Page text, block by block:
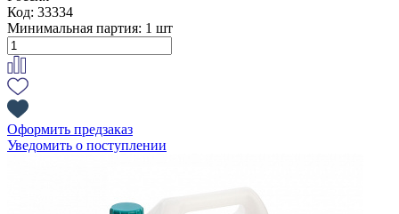
Код: 33334
Минимальная партия: 1 шт
Оформить предзаказ
Уведомить о поступлении